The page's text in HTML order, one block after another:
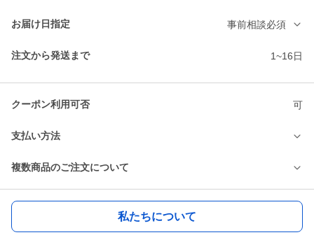
お届け日指定 事前相談必須
注文から発送まで 1~16日
クーポン利用可否 可
支払い方法
複数商品のご注文について
私たちについて